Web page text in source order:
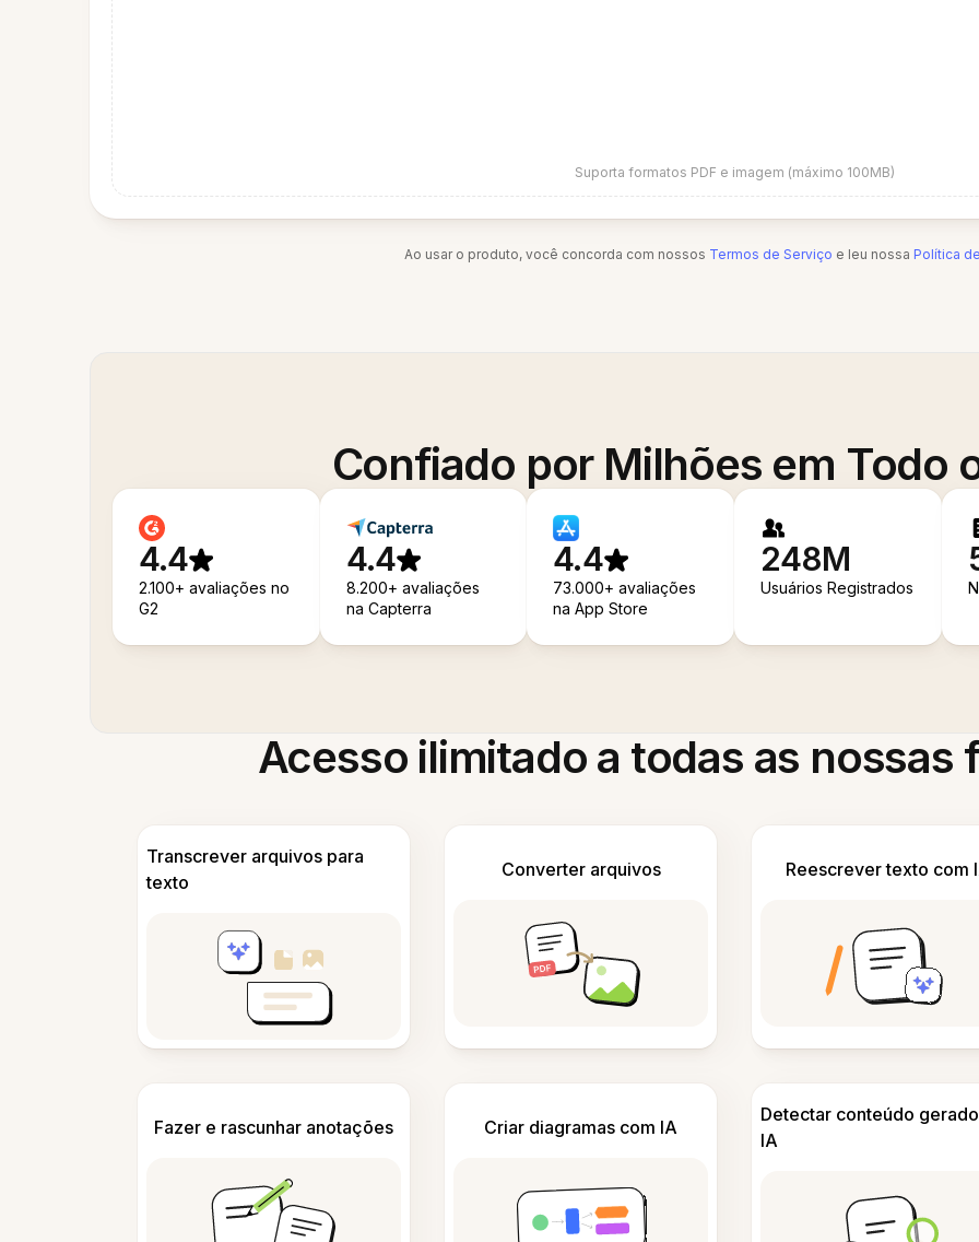
Suporta formatos PDF e imagem (máximo 100MB)
Ao usar o produto, você concorda com nossos Termos de Serviço e leu nossa Política
Confiado por Milhões em Todo
4.4
2.100+ avaliações no
G2
4.4
8.200+ avaliações
na Capterra
4.4
73.000+ avaliações
na App Store
248M
Usuários Registrados
Acesso ilimitado a todas as nossas
Transcrever arquivos para
texto
Converter arquivos Reescrever texto com
Fazer e rascunhar anotações Criar diagramas com IA
Detectar conteúdo
IA